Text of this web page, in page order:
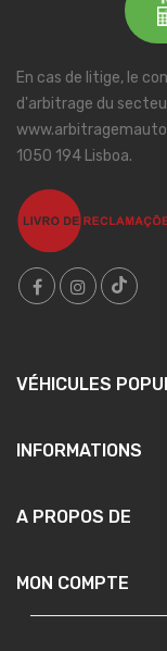
En cas de litige, le
d'arbitrage du
1050 194 Lisboa.
VÉHICULES
INFORMATIONS
A PROPOS DE
MON COMPTE